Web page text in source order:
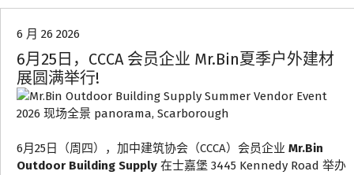
6 月 26 2026
6月25日，CCCA 会员企业 Mr.Bin夏季户外建材
展圆满举行!
6月25日（周四），加中建筑协会（CCCA）会员企业 Mr.Bin
Outdoor Building Supply 在士嘉堡 3445 Kennedy Road 举办